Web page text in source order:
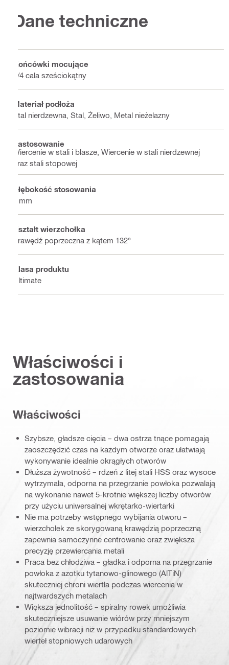
Dane techniczne
Końcówki mocujące
1/4 cala sześciokątny
Materiał podłoża
Stal nierdzewna, Stal, Żeliwo, Metal nieżelazny
Zastosowanie
Wiercenie w stali i blasze, Wiercenie w stali nierdzewnej
oraz stali stopowej
Głębokość stosowania
4 mm
Kształt wierzchołka
Krawędź poprzeczna z kątem 132°
Klasa produktu
Ultimate
Właściwości i
zastosowania
Właściwości
Szybsze, gładsze cięcia – dwa ostrza tnące pomagają
zaoszczędzić czas na każdym otworze oraz ułatwiają
wykonywanie idealnie okrągłych otworów
Dłuższa żywotność – rdzeń z litej stali HSS oraz wysoce
wytrzymała, odporna na przegrzanie powłoka pozwalają
na wykonanie nawet 5-krotnie większej liczby otworów
przy użyciu uniwersalnej wkrętarko-wiertarki
Nie ma potrzeby wstępnego wybijania otworu –
wierzchołek ze skorygowaną krawędzią poprzeczną
zapewnia samoczynne centrowanie oraz zwiększa
precyzję przewiercania metali
Praca bez chłodziwa – gładka i odporna na przegrzanie
powłoka z azotku tytanowo-glinowego (AlTiN)
skuteczniej chroni wiertła podczas wiercenia w
najtwardszych metalach
Większa jednolitość – spiralny rowek umożliwia
skuteczniejsze usuwanie wiórów przy mniejszym
poziomie wibracji niż w przypadku standardowych
wierteł stopniowych udarowych